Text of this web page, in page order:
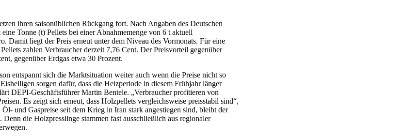
ihren saisonüblichen Rückgang fort. Nach Angaben des Deutschen
Tonne (t) Pellets bei einer Abnahmemenge von 6 t aktuell
Damit liegt der Preis erneut unter dem Niveau des Vormonats. Für eine
zahlen Verbraucher derzeit 7,76 Cent. Der Preisvorteil gegenüber
gegenüber Erdgas etwa 30 Prozent.
entspannt sich die Marktsituation weiter auch wenn die Preise nicht so
sorgen dafür, dass die Heizperiode in diesem Frühjahr länger
DEPI-Geschäftsführer Martin Bentele. „Verbraucher profitieren von
Es zeigt sich erneut, dass Holzpellets vergleichsweise preisstabil sind“,
und Gaspreise seit dem Krieg in Iran stark angestiegen sind, bleibt der
Denn die Holzpresslinge stammen fast ausschließlich aus regionaler